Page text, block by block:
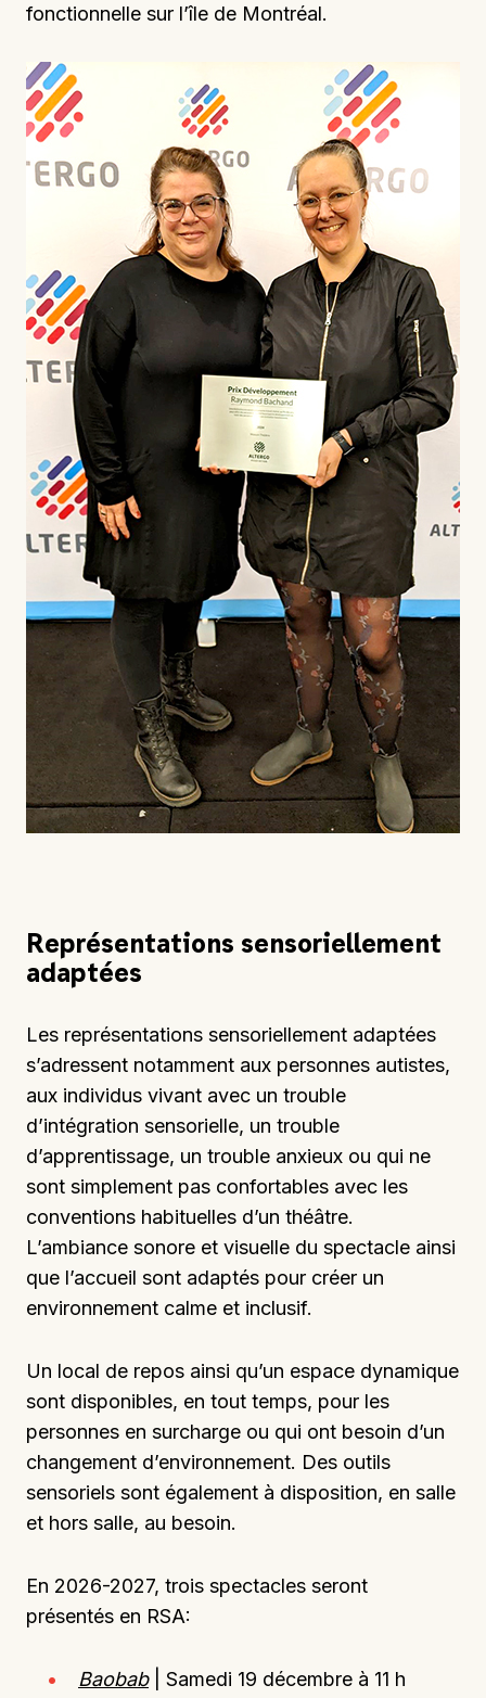
fonctionnelle sur l’île de Montréal.
Représentations sensoriellement
adaptées
Les représentations sensoriellement adaptées
s’adressent notamment aux personnes autistes,
aux individus vivant avec un trouble
d’intégration sensorielle, un trouble
d’apprentissage, un trouble anxieux ou qui ne
sont simplement pas confortables avec les
conventions habituelles d’un théâtre.
L’ambiance sonore et visuelle du spectacle ainsi
que l’accueil sont adaptés pour créer un
environnement calme et inclusif.
Un local de repos ainsi qu’un espace dynamique
sont disponibles, en tout temps, pour les
personnes en surcharge ou qui ont besoin d’un
changement d’environnement. Des outils
sensoriels sont également à disposition, en salle
et hors salle, au besoin.
En 2026-2027, trois spectacles seront
présentés en RSA:
Baobab | Samedi 19 décembre à 11 h